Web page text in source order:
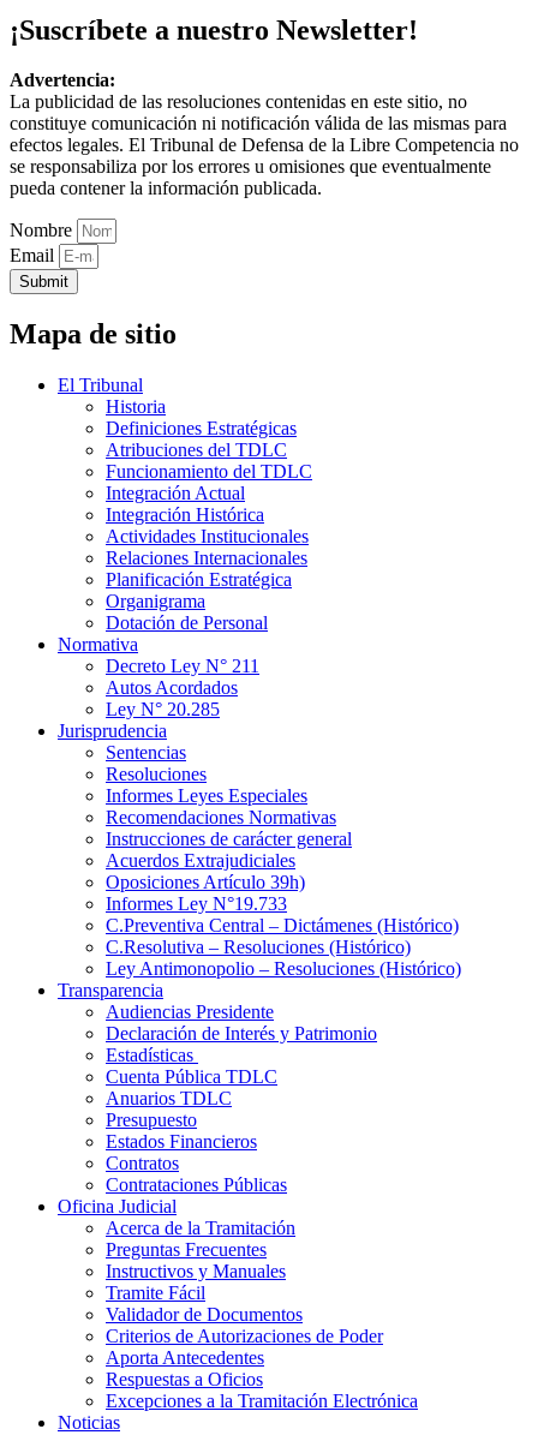
¡Suscríbete a nuestro Newsletter!
Advertencia:
La publicidad de las resoluciones contenidas en este sitio, no
constituye comunicación ni notificación válida de las mismas para
efectos legales. El Tribunal de Defensa de la Libre Competencia no
se responsabiliza por los errores u omisiones que eventualmente
pueda contener la información publicada.
Nombre
Email
Submit
Mapa de sitio
El Tribunal
Historia
Definiciones Estratégicas
Atribuciones del TDLC
Funcionamiento del TDLC
Integración Actual
Integración Histórica
Actividades Institucionales
Relaciones Internacionales
Planificación Estratégica
Organigrama
Dotación de Personal
Normativa
Decreto Ley N° 211
Autos Acordados
Ley N° 20.285
Jurisprudencia
Sentencias
Resoluciones
Informes Leyes Especiales
Recomendaciones Normativas
Instrucciones de carácter general
Acuerdos Extrajudiciales
Oposiciones Artículo 39h)
Informes Ley N°19.733
C.Preventiva Central – Dictámenes (Histórico)
C.Resolutiva – Resoluciones (Histórico)
Ley Antimonopolio – Resoluciones (Histórico)
Transparencia
Audiencias Presidente
Declaración de Interés y Patrimonio
Estadísticas
Cuenta Pública TDLC
Anuarios TDLC
Presupuesto
Estados Financieros
Contratos
Contrataciones Públicas
Oficina Judicial
Acerca de la Tramitación
Preguntas Frecuentes
Instructivos y Manuales
Tramite Fácil
Validador de Documentos
Criterios de Autorizaciones de Poder
Aporta Antecedentes
Respuestas a Oficios
Excepciones a la Tramitación Electrónica
Noticias